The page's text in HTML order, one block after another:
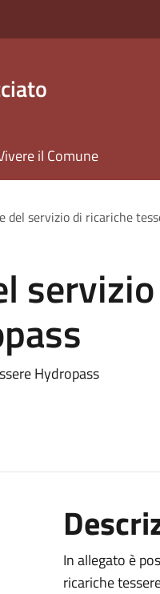
il Comune
del servizio di ricariche
Hydropass
In allegato è
ricariche